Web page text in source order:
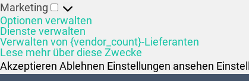
Marketing
Optionen verwalten
Dienste verwalten
Verwalten von {vendor_count}-Lieferanten
Lese mehr über diese Zwecke
Akzeptieren Ablehnen Einstellungen ansehen